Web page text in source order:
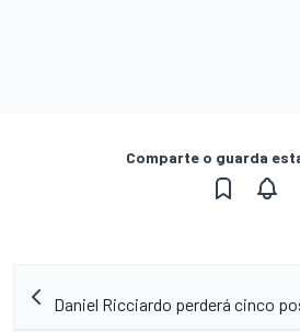
Comparte o guarda
Daniel Ricciardo perderá cinco